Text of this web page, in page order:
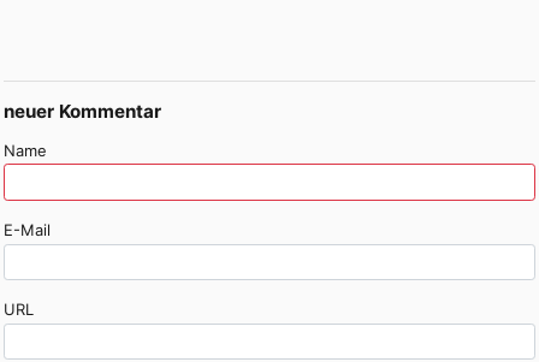
neuer Kommentar
Name
E-Mail
URL